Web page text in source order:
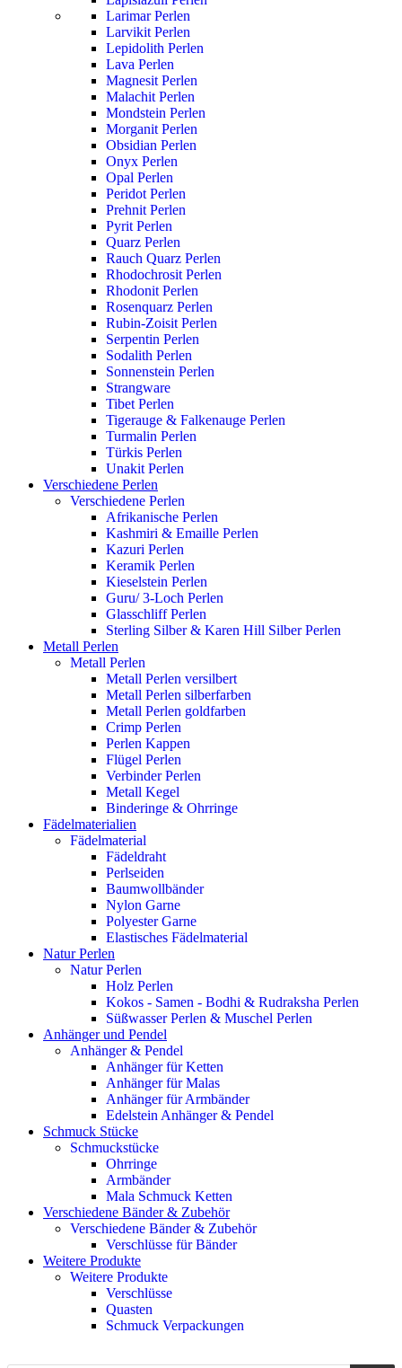
Larimar Perlen
Larvikit Perlen
Lepidolith Perlen
Lava Perlen
Magnesit Perlen
Malachit Perlen
Mondstein Perlen
Morganit Perlen
Obsidian Perlen
Onyx Perlen
Opal Perlen
Peridot Perlen
Prehnit Perlen
Pyrit Perlen
Quarz Perlen
Rauch Quarz Perlen
Rhodochrosit Perlen
Rhodonit Perlen
Rosenquarz Perlen
Rubin-Zoisit Perlen
Serpentin Perlen
Sodalith Perlen
Sonnenstein Perlen
Strangware
Tibet Perlen
Tigerauge & Falkenauge Perlen
Turmalin Perlen
Türkis Perlen
Unakit Perlen
Verschiedene Perlen
Verschiedene Perlen
Afrikanische Perlen
Kashmiri & Emaille Perlen
Kazuri Perlen
Keramik Perlen
Kieselstein Perlen
Guru/ 3-Loch Perlen
Glasschliff Perlen
Sterling Silber & Karen Hill Silber Perlen
Metall Perlen
Metall Perlen
Metall Perlen versilbert
Metall Perlen silberfarben
Metall Perlen goldfarben
Crimp Perlen
Perlen Kappen
Flügel Perlen
Verbinder Perlen
Metall Kegel
Binderinge & Ohrringe
Fädelmaterialien
Fädelmaterial
Fädeldraht
Perlseiden
Baumwollbänder
Nylon Garne
Polyester Garne
Elastisches Fädelmaterial
Natur Perlen
Natur Perlen
Holz Perlen
Kokos - Samen - Bodhi & Rudraksha Perlen
Süßwasser Perlen & Muschel Perlen
Anhänger und Pendel
Anhänger & Pendel
Anhänger für Ketten
Anhänger für Malas
Anhänger für Armbänder
Edelstein Anhänger & Pendel
Schmuck Stücke
Schmuckstücke
Ohrringe
Armbänder
Mala Schmuck Ketten
Verschiedene Bänder & Zubehör
Verschiedene Bänder & Zubehör
Verschlüsse für Bänder
Weitere Produkte
Weitere Produkte
Verschlüsse
Quasten
Schmuck Verpackungen